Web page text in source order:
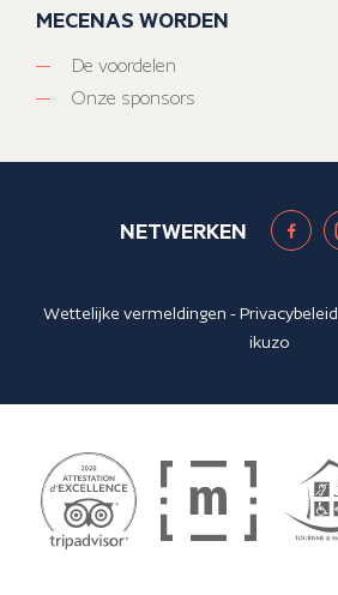
MECENAS WORDEN
De voordelen
Onze sponsors
NETWERKEN
Wettelijke vermeldingen -Privacybeleid
ikuzo